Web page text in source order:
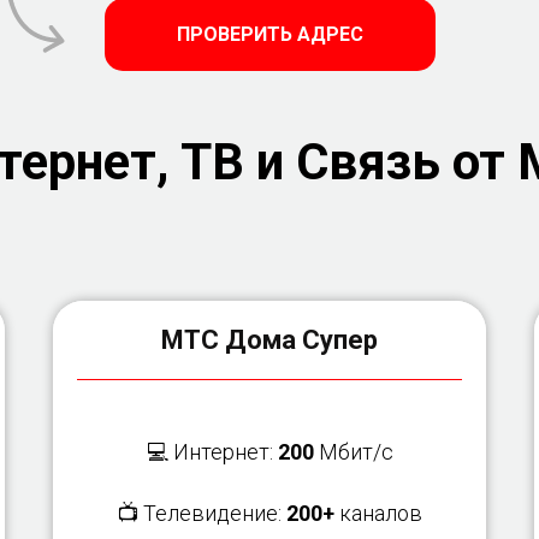
ПРОВЕРИТЬ АДРЕС
ТВ и Связь от
МТС Дома Супер
💻 Интернет: 200Мбит/с
📺 Телевидение: 200+ каналов